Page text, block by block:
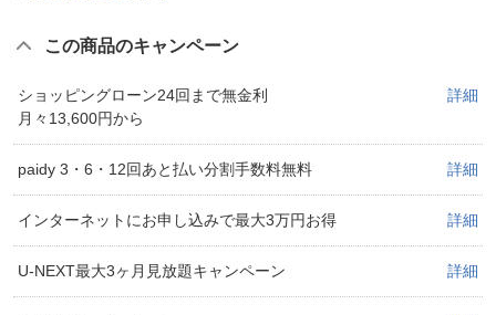
この商品のキャンペーン
ショッピングローン24回まで無金利
月々13,600円から
詳細
paidy 3・6・12回あと払い分割手数料無料 詳細
インターネットにお申し込みで最大3万円お得 詳細
U-NEXT最大3ヶ月見放題キャンペーン 詳細